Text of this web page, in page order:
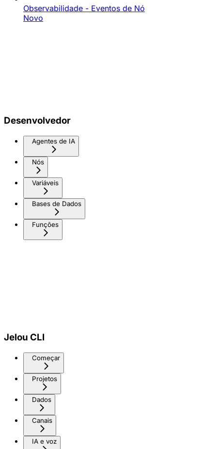
Observabilidade - Eventos de Nó
Novo
Desenvolvedor
Agentes de IA
Nós
Variáveis
Bases de Dados
Funções
Jelou CLI
Começar
Projetos
Dados
Canais
IA e voz